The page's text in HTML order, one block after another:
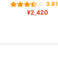
3.81
¥2,420